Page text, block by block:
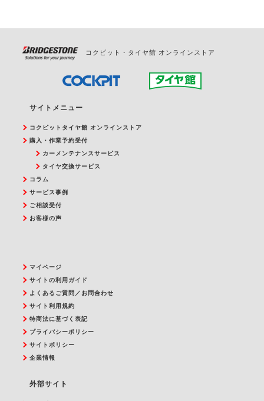
コクピット・タイヤ館 オンラインストア
サイトメニュー
コクピットタイヤ館 オンラインストア
購入・作業予約受付
カーメンテナンスサービス
タイヤ交換サービス
コラム
サービス事例
ご相談受付
お客様の声
マイページ
サイトの利用ガイド
よくあるご質問／お問合わせ
サイト利用規約
特商法に基づく表記
プライバシーポリシー
サイトポリシー
企業情報
外部サイト